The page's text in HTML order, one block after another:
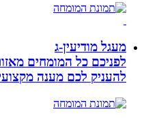
מעגל מודיעין-ג
לפניכם כל המומחים מאזור
להעניק לכם מענה מקצועי